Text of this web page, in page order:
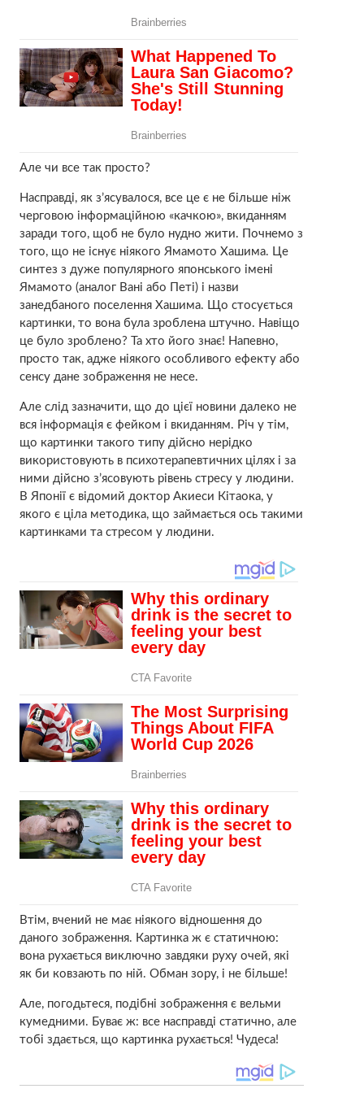
Але чи все так просто?
Насправді, як з’ясувалося, все це є не більше ніж
черговою інформаційною «качкою», вкиданням
заради того, щоб не було нудно жити. Почнемо з
того, що не існує ніякого Ямамото Хашима. Це
синтез з дуже популярного японського імені
Ямамото (аналог Вані або Петі) і назви
занедбаного поселення Хашима. Що стосується
картинки, то вона була зроблена штучно. Навіщо
це було зроблено? Та хто його знає! Напевно,
просто так, адже ніякого особливого ефекту або
сенсу дане зображення не несе.
Але слід зазначити, що до цієї новини далеко не
вся інформація є фейком і вкиданням. Річ у тім,
що картинки такого типу дійсно нерідко
використовують в психотерапевтичних цілях і за
ними дійсно з’ясовують рівень стресу у людини.
В Японії є відомий доктор Акиеси Кітаока, у
якого є ціла методика, що займається ось такими
картинками та стресом у людини.
Втім, вчений не має ніякого відношення до
даного зображення. Картинка ж є статичною:
вона рухається виключно завдяки руху очей, які
як би ковзають по ній. Обман зору, і не більше!
Але, погодьтеся, подібні зображення є вельми
кумедними. Буває ж: все насправді статично, але
тобі здається, що картинка рухається! Чудеса!